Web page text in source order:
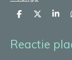
D
e
n
D
l
S
r
e
Reactie